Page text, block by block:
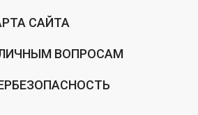
САЙТА
ВОПРОСАМ